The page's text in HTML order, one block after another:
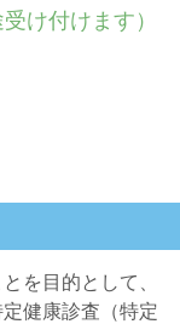
け付けます）
を目的として、
健康診査（特定